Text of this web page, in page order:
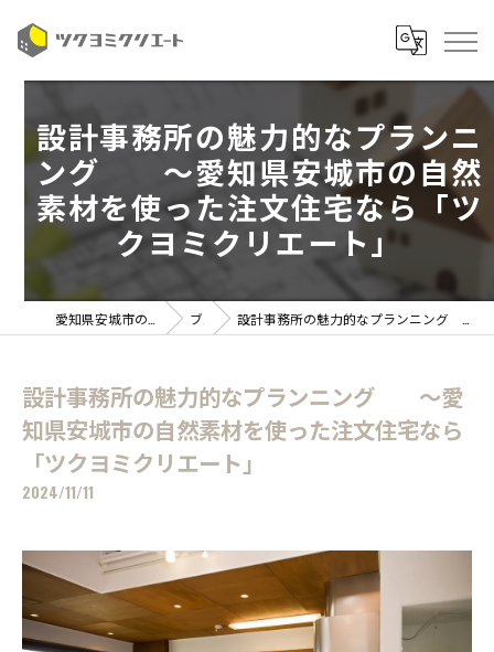
設計事務所の魅力的なプランニ
ング ～愛知県安城市の自然
素材を使った注文住宅なら「ツ
クヨミクリエート」
ブログ 設計事務所の魅力的なプランニング ～愛知県安城市の自然素材を使った注文住宅なら「ツクヨミクリエート」
設計事務所の魅力的なプランニング ～愛
知県安城市の自然素材を使った注文住宅なら
「ツクヨミクリエート」
2024/11/11